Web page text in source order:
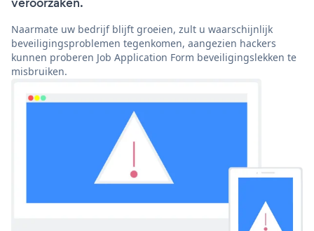
Naarmate uw bedrijf blijft groeien, zult u waarschijnlijk
beveiligingsproblemen tegenkomen, aangezien hackers
kunnen proberen Job Application Form beveiligingslekken te
misbruiken.